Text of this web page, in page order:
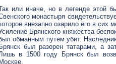
или иначе, но в легенде этой
монастыря
внезапно озарило его в сих
Брянского княжества
обманным путем убит.
Брянск был разорен татарами, а
в 1500 году Брянск был
Москве.